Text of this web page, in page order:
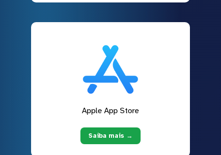
Apple App Store
Saiba mais →